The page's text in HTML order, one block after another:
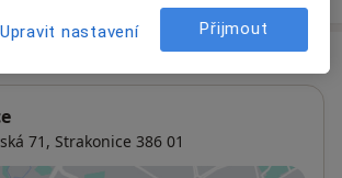
71, Strakonice 386 01
Upravit nastavení Přijmout